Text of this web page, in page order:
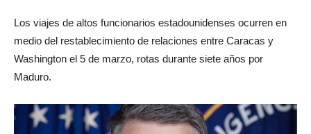
Los viajes de altos funcionarios estadounidenses ocurren en
medio del restablecimiento de relaciones entre Caracas y
Washington el 5 de marzo, rotas durante siete años por
Maduro.